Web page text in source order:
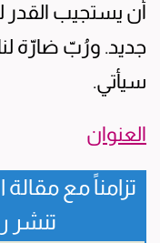
أن يستجيب القدر
جديد. ورُبّ ضارّة
سيأتي.
العنوان
تزامناً مع
تنشر